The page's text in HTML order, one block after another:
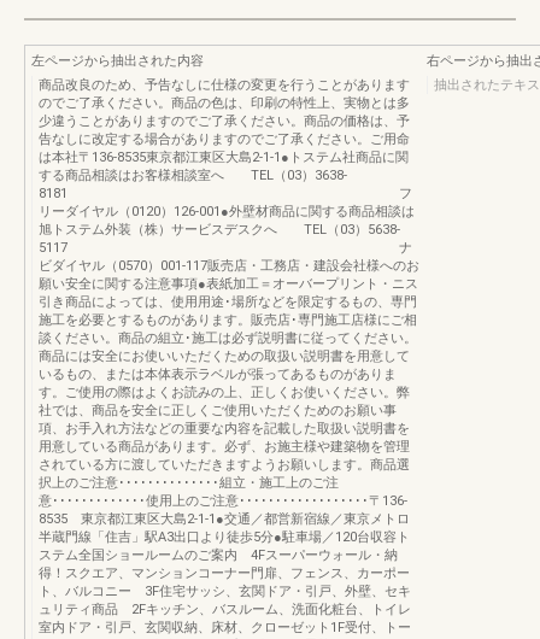
左ページから抽出された内容
商品改良のため、予告なしに仕様の変更を行うことがあります
のでご了承ください。商品の色は、印刷の特性上、実物とは多
少違うことがありますのでご了承ください。商品の価格は、予
告なしに改定する場合がありますのでご了承ください。ご用命
は本社〒136-8535東京都江東区大島2-1-1●トステム社商品に関
する商品相談はお客様相談室へ TEL（03）3638-
8181 フ
リーダイヤル（0120）126-001●外壁材商品に関する商品相談は
旭トステム外装（株）サービスデスクへ TEL（03）5638-
5117 ナ
ビダイヤル（0570）001-117販売店・工務店・建設会社様へのお
願い安全に関する注意事項●表紙加工＝オーバープリント・ニス
引き商品によっては、使用用途･場所などを限定するもの、専門
施工を必要とするものがあります。販売店･専門施工店様にご相
談ください。商品の組立･施工は必ず説明書に従ってください。
商品には安全にお使いいただくための取扱い説明書を用意して
いるもの、または本体表示ラベルが張ってあるものがありま
す。ご使用の際はよくお読みの上、正しくお使いください。弊
社では、商品を安全に正しくご使用いただくためのお願い事
項、お手入れ方法などの重要な内容を記載した取扱い説明書を
用意している商品があります。必ず、お施主様や建築物を管理
されている方に渡していただきますようお願いします。商品選
択上のご注意･･････････････組立・施工上のご注
意･････････････使用上のご注意･･････････････････〒136-
8535 東京都江東区大島2-1-1●交通／都営新宿線／東京メトロ
半蔵門線「住吉」駅A3出口より徒歩5分●駐車場／120台収容ト
ステム全国ショールームのご案内 4Fスーパーウォール・納
得！スクエア、マンションコーナー門扉、フェンス、カーポー
ト、バルコニー 3F住宅サッシ、玄関ドア・引戸、外壁、セキ
ュリティ商品 2Fキッチン、バスルーム、洗面化粧台、トイレ
室内ドア・引戸、玄関収納、床材、クローゼット1F受付、トー
右ページから抽出
抽出されたテキ